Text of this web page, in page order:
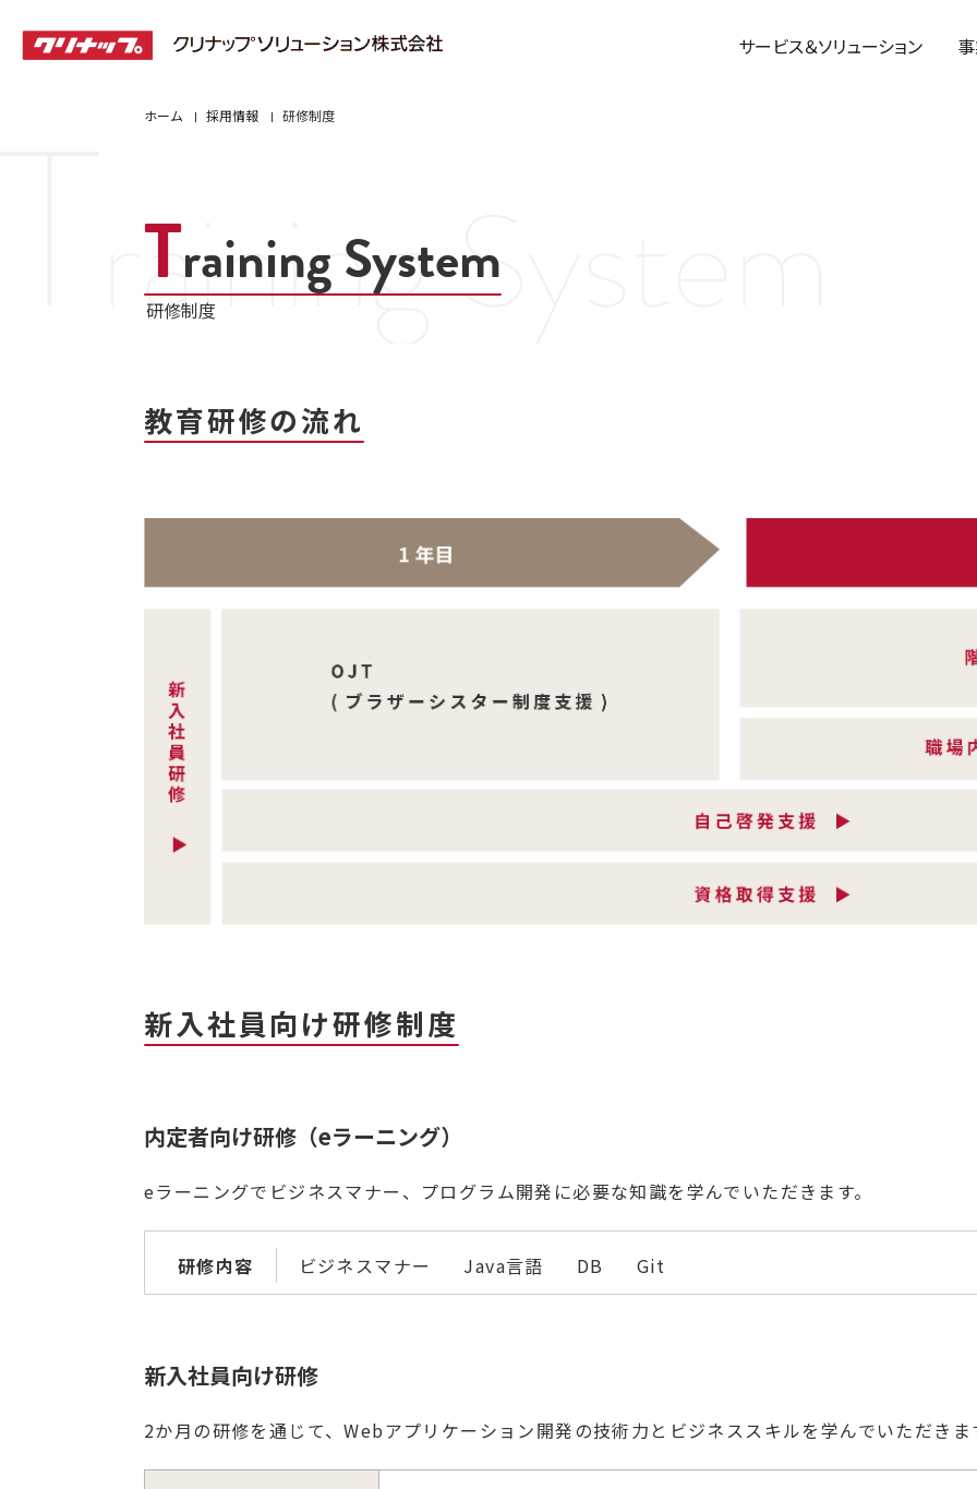
サービス＆ソリューション
ホーム 採用情報 研修制度
Training System
研修制度
教育研修の流れ
新入社員向け研修制度
内定者向け研修（eラーニング）
eラーニングでビジネスマナー、プログラム開発に必要な知識を学んでいただきます。
研修内容 ビジネスマナー Java言語 DB Git
新入社員向け研修
2か月の研修を通じて、Webアプリケーション開発の技術力とビジネススキルを学んでいただきま